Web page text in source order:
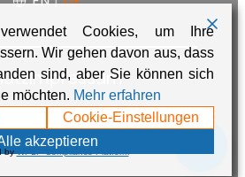
Impressum
Namibia byAdaire
Cookies, um Ihre
Wir gehen davon aus, dass
sind, aber Sie können sich
möchten. Mehr erfahren
Cookie-Einstellungen
akzeptieren
by WPLP Compliance Platform